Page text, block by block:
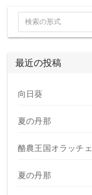
b
o
o
k
d
o
n
最近の投稿
向日葵
夏の丹那
酪農王国オラッチェ
夏の丹那